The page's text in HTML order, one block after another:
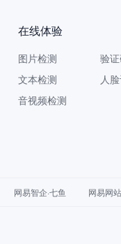
在线体验
图片检测
文本检测
音视频检测
验
人
网易智企·七鱼 网易网